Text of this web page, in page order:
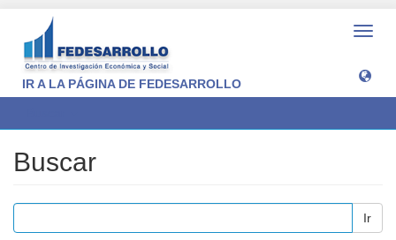
IR A LA PÁGINA DE FEDESARROLLO
Buscar
Ir